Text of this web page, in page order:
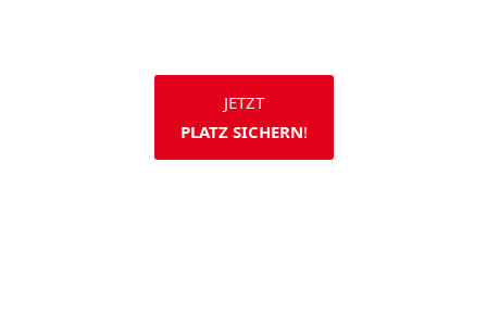
JETZT
PLATZ SICHERN!